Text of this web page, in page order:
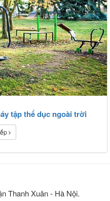
tập thể dục ngoài trời
Thanh Xuân - Hà Nội.